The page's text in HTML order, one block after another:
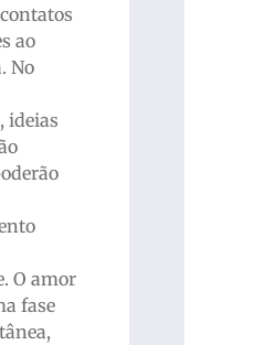
ao
No
ideias
O amor
fase